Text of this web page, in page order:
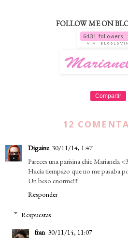
FOLLOW ME ON
Compartir
12
Digainz 30/11/14, 1:47
Pareces una parisina chic Marianela <3
Hacía tiempazo que no me pasaba
Un beso enorme!!!!
Responder
Respuestas
fran 30/11/14, 11:07